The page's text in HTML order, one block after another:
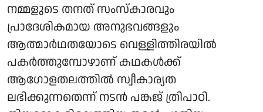
നമ്മളുടെ തനത് സംസ്കാരവും
പ്രാദേശികമായ അനുഭവങ്ങളും
ആത്മാർഥതയോടെ വെള്ളിത്തിരയിൽ
പകർത്തുമ്പോഴാണ് കഥകൾക്ക്
ആഗോളതലത്തിൽ സ്വീകാര്യത
ലഭിക്കുന്നതെന്ന് നടൻ പങ്കജ് ത്രിപാഠി.